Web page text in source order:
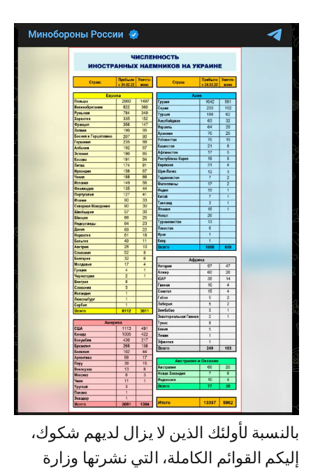
بالنسبة لأولئك الذين لا يزال لديهم شكوك،
إليكم القوائم الكاملة، التي نشرتها وزارة